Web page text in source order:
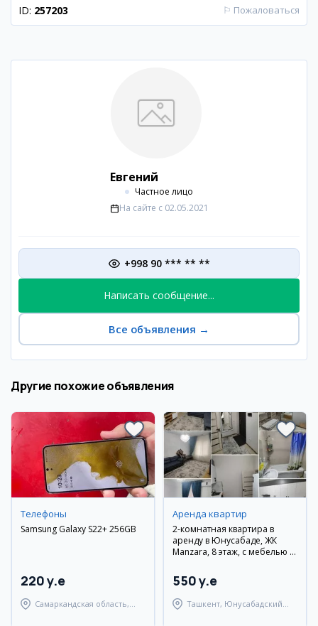
ID: 257203 ⚐ Пожаловаться
Евгений
Частное лицо
На сайте с 02.05.2021
+998 90 *** ** **
Написать сообщение...
Все объявления →
Другие похожие объявления
Телефоны
Samsung Galaxy S22+ 256GB
220 y.e
Самаркандская область,
Аренда квартир
2-комнатная квартира в
аренду в Юнусабаде, ЖК
Manzara, 8 этаж, с мебелью и
550 y.e
Ташкент, Юнусабадский